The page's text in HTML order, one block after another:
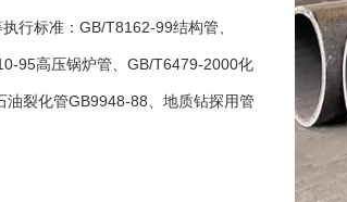
行标准：GB/T8162-99结构管、
95高压锅炉管、GB/T6479-2000化
裂化管GB9948-88、地质钻探用管